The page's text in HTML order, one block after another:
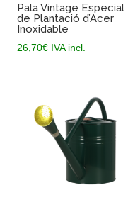
Pala Vintage Especial
de Plantació d’Acer
Inoxidable
26,70€ IVA incl.